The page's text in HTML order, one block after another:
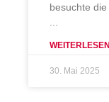
besuchte
30. Mai 2025